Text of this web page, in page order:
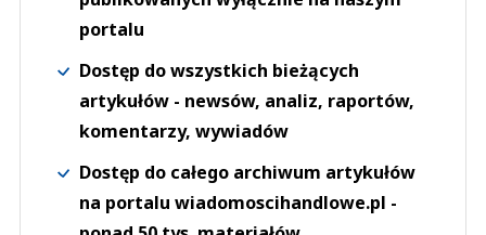
portalu
Dostęp do wszystkich bieżących
artykułów - newsów, analiz, raportów,
komentarzy, wywiadów
Dostęp do całego archiwum artykułów
na portalu wiadomoscihandlowe.pl -